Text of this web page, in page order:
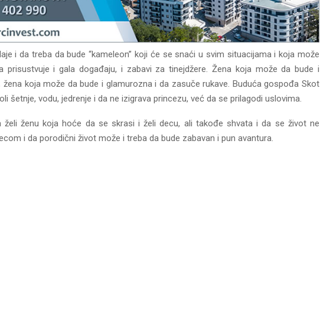
i da treba da bude “kameleon” koji će se snaći u svim situacijama i koja može
prisustvuje i gala događaju, i zabavi za tinejdžere. Žena koja može da bude i
žena koja može da bude i glamurozna i da zasuče rukave. Buduća gospođa Skot
šetnje, vodu, jedrenje i da ne izigrava princezu, već da se prilagodi uslovima.
želi ženu koja hoće da se skrasi i želi decu, ali takođe shvata i da se život ne
i da porodični život može i treba da bude zabavan i pun avantura.